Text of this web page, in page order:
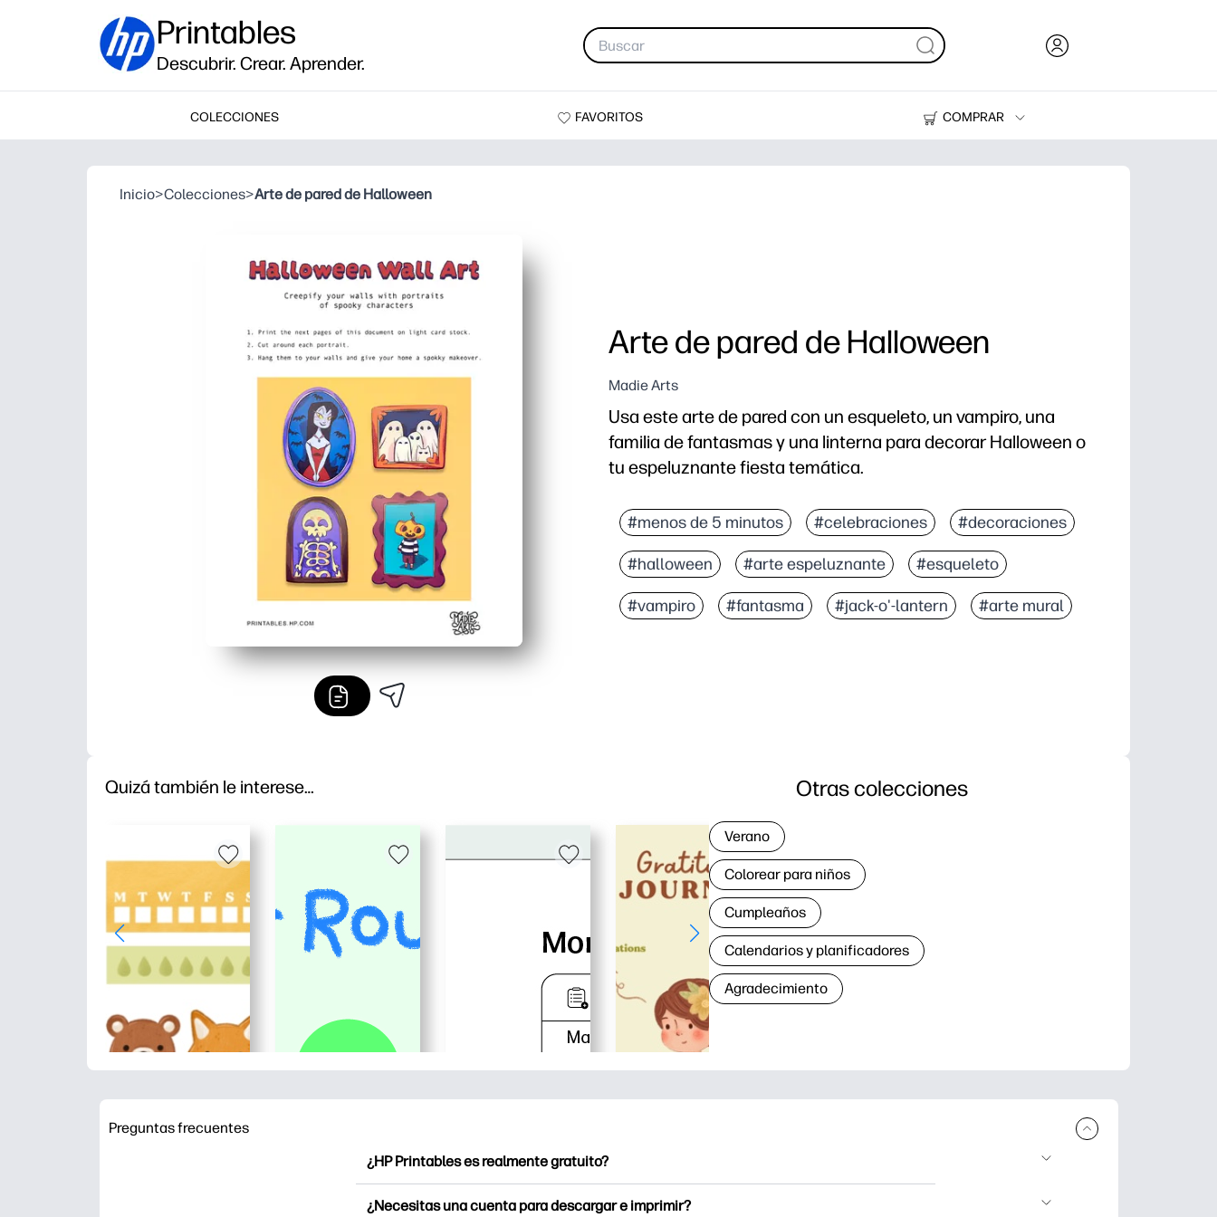
Printables
Descubrir. Crear. Aprender.
COLECCIONES FAVORITOS
COMPRAR
Impresoras
Inicio>Colecciones>Arte de pared de Halloween
Arte de pared de Halloween
Madie Arts
Usa este arte de pared con un esqueleto, un vampiro, una
familia de fantasmas y una linterna para decorar Halloween o
tu espeluznante fiesta temática.
#menos de 5 minutos #celebraciones #decoraciones
#halloween #arte espeluznante #esqueleto
#vampiro #fantasma #jack-o'-lantern #arte mural
Quizá también le interese… Otras colecciones
Verano
Colorear para niños
Cumpleaños
Calendarios y planificadores
Agradecimiento
Preguntas frecuentes
¿HP Printables es realmente gratuito?
¿Necesitas una cuenta para descargar e imprimir?